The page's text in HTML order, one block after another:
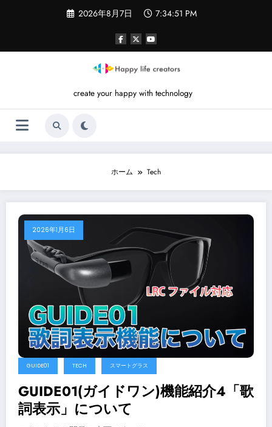
ツ
プ
2026年8月7日 7:34:52 PM
create your happy with technology
ホーム Tech
2026年1月6日
GUIDE01 TECH スマートグラス
GUIDE01(ガイドワン)機能紹介4「歌
詞表示」について